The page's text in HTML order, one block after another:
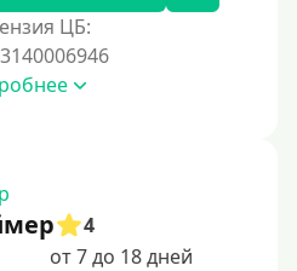
ЦБ:
4
от 7 до 18 дней